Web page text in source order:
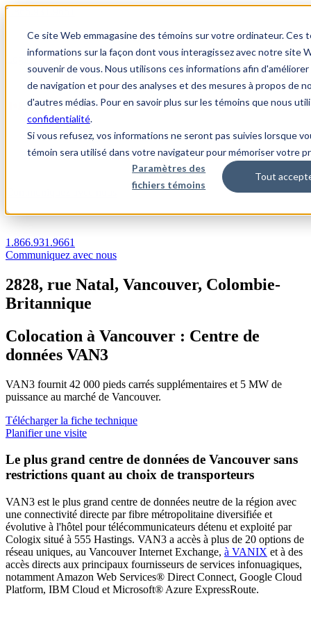
Ce site Web emmagasine des témoins sur votre ordinateur. Ces
informations sur la façon dont vous interagissez avec notre site
souvenir de vous. Nous utilisons ces informations afin
de navigation et pour des analyses et des mesures à propos de
d'autres médias. Pour en savoir plus sur les témoins que nous
confidentialité.
Si vous refusez, vos informations ne seront pas suivies lorsque
témoin sera utilisé dans votre navigateur pour mémoriser votre
Paramètres des
fichiers témoins
Tout
1.866.931.9661
Login
FR
1.866.931.9661
Communiquez avec nous
2828, rue Natal, Vancouver, Colombie-
Britannique
Colocation à Vancouver : Centre de
données VAN3
VAN3 fournit 42 000 pieds carrés supplémentaires et 5 MW de
puissance au marché de Vancouver.
Télécharger la fiche technique
Planifier une visite
Le plus grand centre de données de Vancouver sans
restrictions quant au choix de transporteurs
VAN3 est le plus grand centre de données neutre de la région avec
une connectivité directe par fibre métropolitaine diversifiée et
évolutive à l'hôtel pour télécommunicateurs détenu et exploité par
Cologix situé à 555 Hastings. VAN3 a accès à plus de 20 options de
réseau uniques, au Vancouver Internet Exchange, à VANIX et à des
accès directs aux principaux fournisseurs de services infonuagiques,
notamment Amazon Web Services® Direct Connect, Google Cloud
Platform, IBM Cloud et Microsoft® Azure ExpressRoute.